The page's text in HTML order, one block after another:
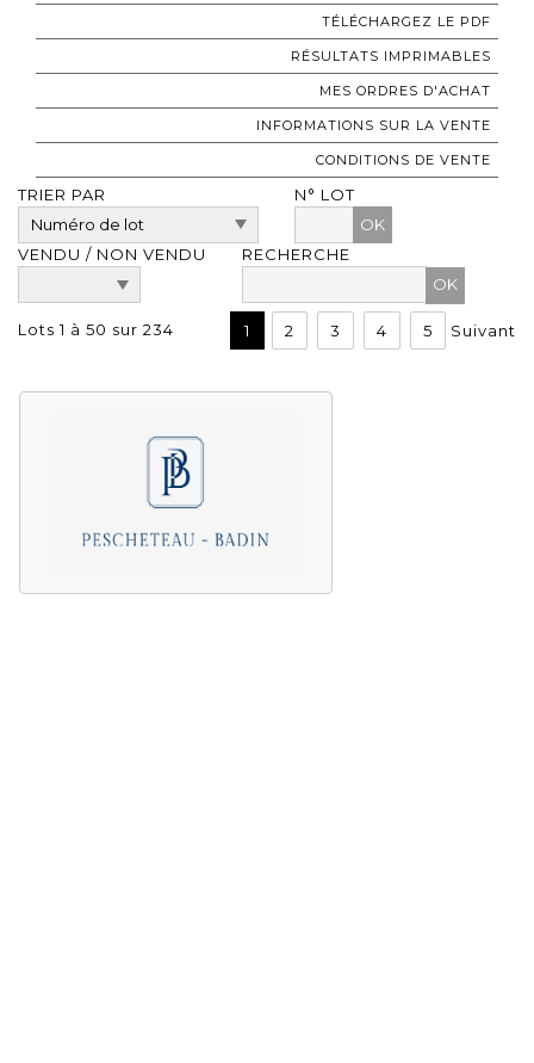
TÉLÉCHARGEZ LE PDF
RÉSULTATS IMPRIMABLES
MES ORDRES D'ACHAT
INFORMATIONS SUR LA VENTE
CONDITIONS DE VENTE
TRIER PAR
N° LOT
OK
VENDU / NON VENDU
RECHERCHE
Lots 1 à 50 sur 234 1 2 3 4 5 Suivant